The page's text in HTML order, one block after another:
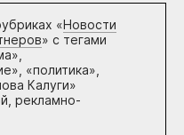
«Новости
» с тегами
«политика»,
Калуги»
рекламно-